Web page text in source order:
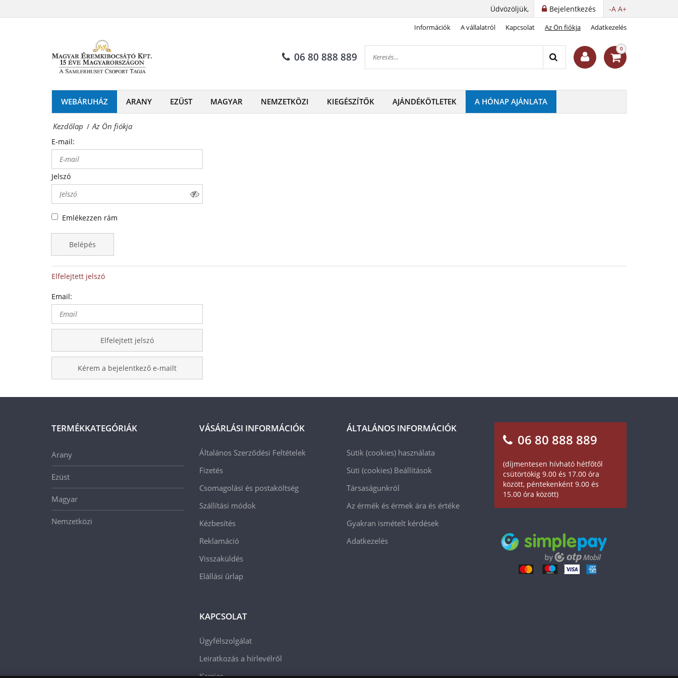
Magyar
Kft.
-
Érmék
és
emlékérmek
hivatalos
forgalmazója!
-A A+
Bejelentkezés
Üdvözöljük,
Információk A vállalatról Kapcsolat Az Ön fiókja Adatkezelés
06 80 888 889
0
WEBÁRUHÁZ ARANY EZÜST MAGYAR NEMZETKÖZI KIEGÉSZÍTŐK AJÁNDÉKÖTLETEK A HÓNAP AJÁNLATA
Kezdőlap / Az Ön fiókja
E-mail:
Jelszó
Emlékezzen rám
Belépés
Elfelejtett jelszó
Email:
Elfelejtett jelszó
Kérem a bejelentkező e-mailt
TERMÉKKATEGÓRIÁK
Arany
Ezüst
Magyar
Nemzetközi
VÁSÁRLÁSI INFORMÁCIÓK
Általános Szerződési Feltételek
Fizetés
Csomagolási és postaköltség
Szállítási módok
Kézbesítés
Reklamáció
Visszaküldés
Elállási űrlap
KAPCSOLAT
Ügyfélszolgálat
Leiratkozás a hírlevélről
ÁLTALÁNOS INFORMÁCIÓK
Sütik (cookies) használata
Süti (cookies) Beállítások
Társaságunkról
Az érmék és érmek ára és értéke
Gyakran ismételt kérdések
Adatkezelés
06 80 888 889
(díjmentesen hívható hétfőtől
csütörtökig 9.00 és 17.00 óra
között, péntekenként 9.00 és
15.00 óra között)
emlékérmek
forgalmazója!